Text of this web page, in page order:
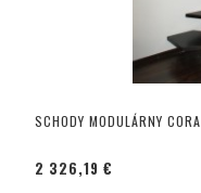
SCHODY MODULÁRNY
2 326,19 €